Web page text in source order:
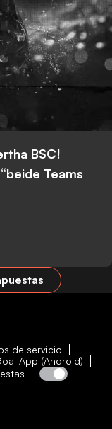
BSC!
Teams
de servicio
App (Android)